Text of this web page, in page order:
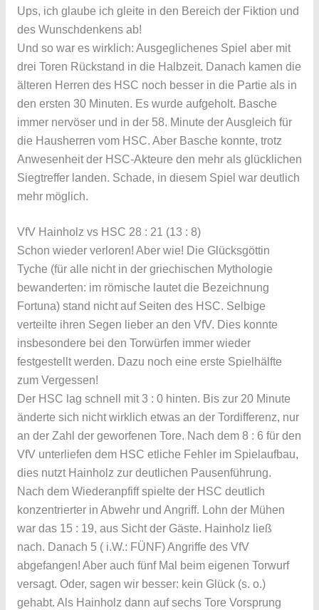
Ups, ich glaube ich gleite in den Bereich der Fiktion und
des Wunschdenkens ab!
Und so war es wirklich: Ausgeglichenes Spiel aber mit
drei Toren Rückstand in die Halbzeit. Danach kamen die
älteren Herren des HSC noch besser in die Partie als in
den ersten 30 Minuten. Es wurde aufgeholt. Basche
immer nervöser und in der 58. Minute der Ausgleich für
die Hausherren vom HSC. Aber Basche konnte, trotz
Anwesenheit der HSC-Akteure den mehr als glücklichen
Siegtreffer landen. Schade, in diesem Spiel war deutlich
mehr möglich.
VfV Hainholz vs HSC 28 : 21 (13 : 8)
Schon wieder verloren! Aber wie! Die Glücksgöttin
Tyche (für alle nicht in der griechischen Mythologie
bewanderten: im römische lautet die Bezeichnung
Fortuna) stand nicht auf Seiten des HSC. Selbige
verteilte ihren Segen lieber an den VfV. Dies konnte
insbesondere bei den Torwürfen immer wieder
festgestellt werden. Dazu noch eine erste Spielhälfte
zum Vergessen!
Der HSC lag schnell mit 3 : 0 hinten. Bis zur 20 Minute
änderte sich nicht wirklich etwas an der Tordifferenz, nur
an der Zahl der geworfenen Tore. Nach dem 8 : 6 für den
VfV unterliefen dem HSC etliche Fehler im Spielaufbau,
dies nutzt Hainholz zur deutlichen Pausenführung.
Nach dem Wiederanpfiff spielte der HSC deutlich
konzentrierter in Abwehr und Angriff. Lohn der Mühen
war das 15 : 19, aus Sicht der Gäste. Hainholz ließ
nach. Danach 5 ( i.W.: FÜNF) Angriffe des VfV
abgefangen! Aber auch fünf Mal beim eigenen Torwurf
versagt. Oder, sagen wir besser: kein Glück (s. o.)
gehabt. Als Hainholz dann auf sechs Tore Vorsprung